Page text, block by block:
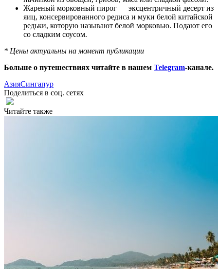
Жареный морковный пирог — эксцентричный десерт из
яиц, консервированного редиса и муки белой китайской
редьки, которую называют белой морковью. Подают его
со сладким соусом.
* Цены актуальны на момент публикации
Больше о путешествиях читайте в нашем Telegram-канале.
АзияСингапур
Поделиться в соц. сетях
Читайте также